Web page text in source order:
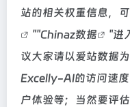
站的相关权重信息，
""Chinaz数据
"进
议大家请以爱站数据
Excelly-AI的访问速
户体验等；当然要评